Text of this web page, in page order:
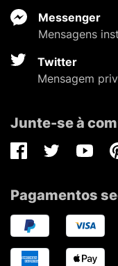
Messenger
Mensagens
Twitter
Mensagem
Junte-se à
FacebookTwitter
Pagamentos